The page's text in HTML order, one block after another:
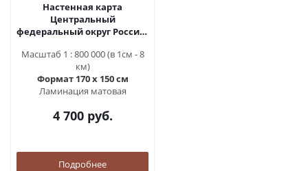
Настенная карта
Центральный
федеральный округ России,
(reg33002)
Масштаб 1 : 800 000 (в 1см - 8
км)
Формат 170 х 150 см
Ламинация матовая
4 700 руб.
Подробнее